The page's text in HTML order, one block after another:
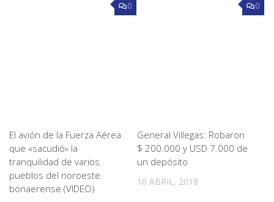
0
El avión de la Fuerza Aérea
que «sacudió» la
tranquilidad de varios
pueblos del noroeste
bonaerense (VIDEO)
0
General Villegas: Robaron
$ 200.000 y USD 7.000 de
un depósito
10 ABRIL, 2018